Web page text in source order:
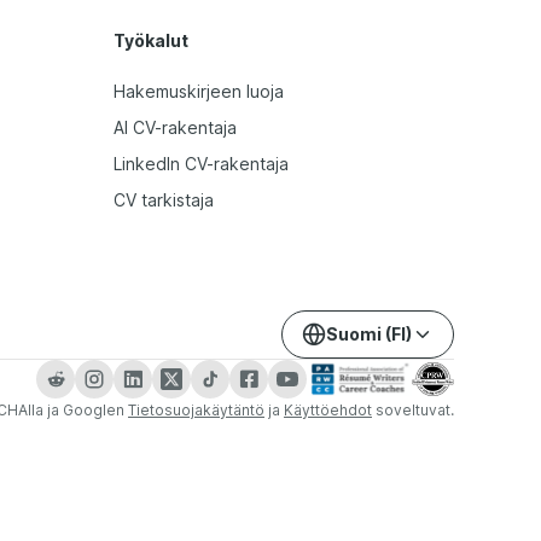
Työkalut
Hakemuskirjeen luoja
AI CV-rakentaja
LinkedIn CV-rakentaja
CV tarkistaja
Suomi (FI)
ja Googlen Tietosuojakäytäntö ja Käyttöehdot soveltuvat.